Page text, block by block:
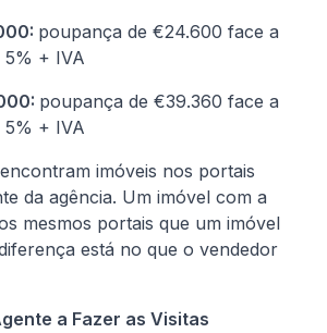
poupança de €24.600 face a
5% + IVA
poupança de €39.360 face a
5% + IVA
imóveis nos portais
da agência. Um imóvel com a
mesmos portais que um imóvel
está no que o vendedor
a Fazer as Visitas